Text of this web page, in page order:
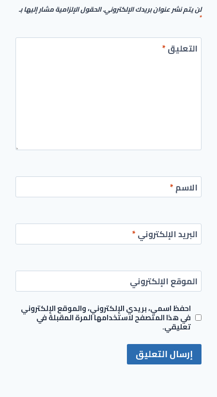
لن يتم نشر عنوان بريدك الإلكتروني.الحقول الإلزامية مشار إليها بـ
*
التعليق*
الاسم*
البريد الإلكتروني*
الموقع الإلكتروني
احفظ اسمي، بريدي الإلكتروني، والموقع الإلكتروني
في هذا المتصفح لاستخدامها المرة المقبلة في
تعليقي.